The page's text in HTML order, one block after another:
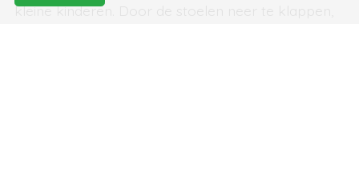
kleine kinderen. Door de stoelen neer te klappen,